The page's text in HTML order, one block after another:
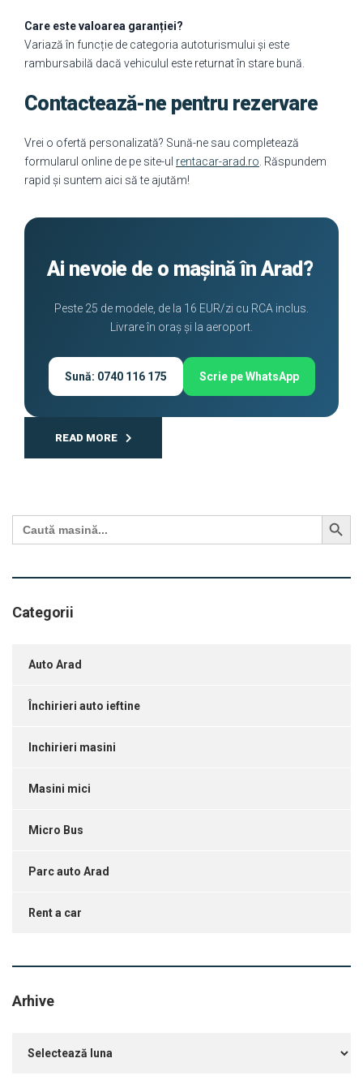
Care este valoarea garanției?
Variază în funcție de categoria autoturismului și este
rambursabilă dacă vehiculul este returnat în stare bună.
Contactează-ne pentru rezervare
Vrei o ofertă personalizată? Sună-ne sau completează
formularul online de pe site-ul rentacar-arad.ro . Răspundem
rapid și suntem aici să te ajutăm!
Ai nevoie de o mașină în Arad?
Peste 25 de modele, de la 16 EUR/zi cu RCA inclus.
Livrare în oraș și la aeroport.
Sună: 0740 116 175 Scrie pe WhatsApp
READ MORE
Search
for:
Search Button
Categorii
Auto Arad
Închirieri auto ieftine
Inchirieri masini
Masini mici
Micro Bus
Parc auto Arad
Rent a car
Arhive